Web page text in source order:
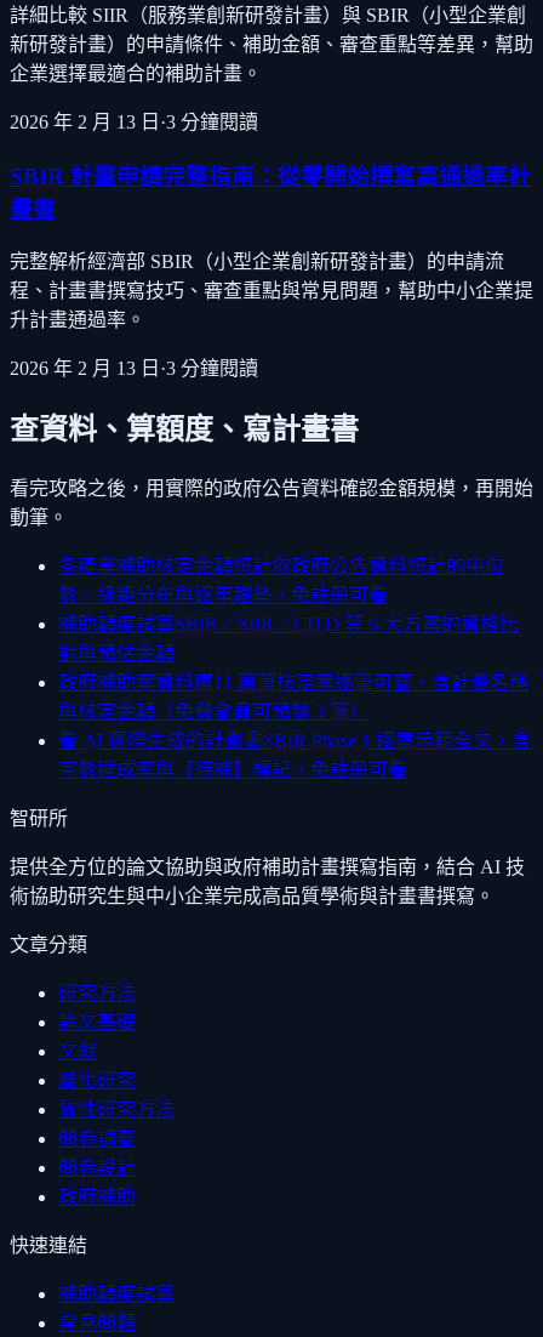
詳細比較 SIIR（服務業創新研發計畫）與 SBIR（小型企業創
新研發計畫）的申請條件、補助金額、審查重點等差異，幫助
企業選擇最適合的補助計畫。
2026 年 2 月 13 日 ·3 分鐘閱讀
SBIR 計畫申請完整指南：從零開始撰寫高通過率計
畫書
完整解析經濟部 SBIR（小型企業創新研發計畫）的申請流
程、計畫書撰寫技巧、審查重點與常見問題，幫助中小企業提
升計畫通過率。
2026 年 2 月 13 日 ·3 分鐘閱讀
查資料、算額度、寫計畫書
看完攻略之後，用實際的政府公告資料確認金額規模，再開始
動筆。
各產業補助核定金額統計依政府公告資料統計的中位
數、級距分布與逐年趨勢，免註冊可看
補助額度試算SBIR／SIIR／CITD 等 6 大方案的資格比
對與預估金額
政府補助案資料庫11 萬筆核定案逐筆可查，含計畫名稱
與核定金額（免費會員可預覽 3 筆）
看 AI 實際生成的計畫書SBIR Phase 1 逐章示範全文，含
字數達成率與【待補】標記，免註冊可看
智研所
提供全方位的論文協助與政府補助計畫撰寫指南，結合 AI 技
術協助研究生與中小企業完成高品質學術與計畫書撰寫。
文章分類
研究方法
論文基礎
文獻
量化研究
質性研究方法
問卷調查
問卷設計
政府補助
快速連結
補助額度試算
常見問題